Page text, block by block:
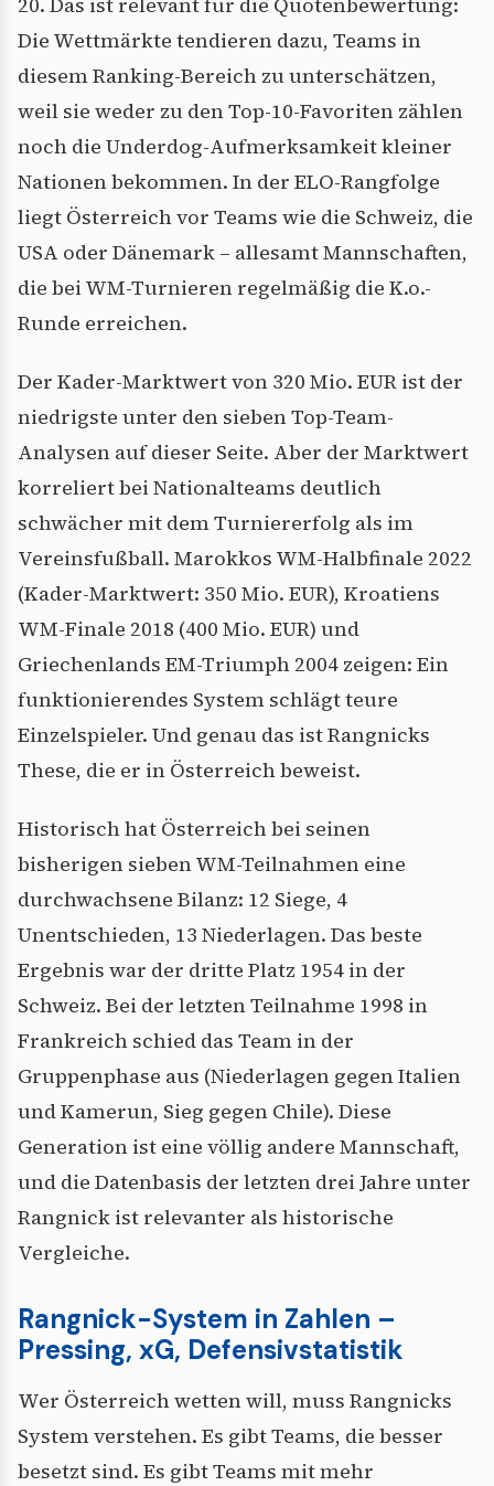
Die Wettmärkte tendieren dazu, Teams in
diesem Ranking-Bereich zu unterschätzen,
weil sie weder zu den Top-10-Favoriten zählen
noch die Underdog-Aufmerksamkeit kleiner
Nationen bekommen. In der ELO-Rangfolge
liegt Österreich vor Teams wie die Schweiz, die
USA oder Dänemark – allesamt Mannschaften,
die bei WM-Turnieren regelmäßig die K.o.-
Runde erreichen.
Der Kader-Marktwert von 320 Mio. EUR ist der
niedrigste unter den sieben Top-Team-
Analysen auf dieser Seite. Aber der Marktwert
korreliert bei Nationalteams deutlich
schwächer mit dem Turniererfolg als im
Vereinsfußball. Marokkos WM-Halbfinale 2022
(Kader-Marktwert: 350 Mio. EUR), Kroatiens
WM-Finale 2018 (400 Mio. EUR) und
Griechenlands EM-Triumph 2004 zeigen: Ein
funktionierendes System schlägt teure
Einzelspieler. Und genau das ist Rangnicks
These, die er in Österreich beweist.
Historisch hat Österreich bei seinen
bisherigen sieben WM-Teilnahmen eine
durchwachsene Bilanz: 12 Siege, 4
Unentschieden, 13 Niederlagen. Das beste
Ergebnis war der dritte Platz 1954 in der
Schweiz. Bei der letzten Teilnahme 1998 in
Frankreich schied das Team in der
Gruppenphase aus (Niederlagen gegen Italien
und Kamerun, Sieg gegen Chile). Diese
Generation ist eine völlig andere Mannschaft,
und die Datenbasis der letzten drei Jahre unter
Rangnick ist relevanter als historische
Vergleiche.
Rangnick-System in Zahlen –
Pressing, xG, Defensivstatistik
Wer Österreich wetten will, muss Rangnicks
System verstehen. Es gibt Teams, die besser
besetzt sind. Es gibt Teams mit mehr